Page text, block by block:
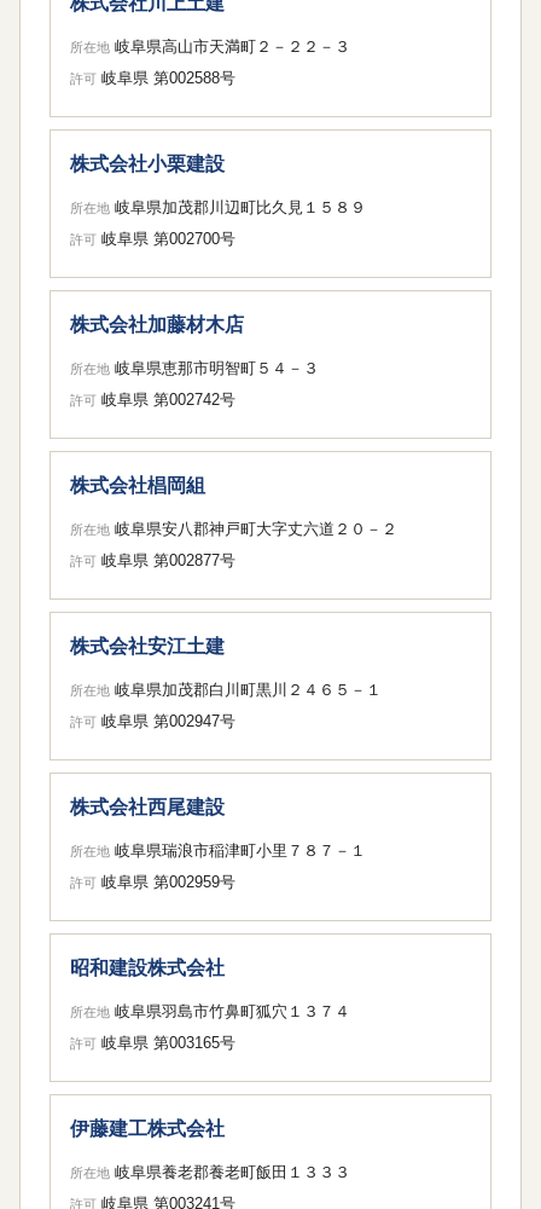
所在地 岐阜県高山市天満町２－２２－３
許可 岐阜県 第002588号
株式会社小栗建設
所在地 岐阜県加茂郡川辺町比久見１５８９
許可 岐阜県 第002700号
株式会社加藤材木店
所在地 岐阜県恵那市明智町５４－３
許可 岐阜県 第002742号
株式会社椙岡組
所在地 岐阜県安八郡神戸町大字丈六道２０－２
許可 岐阜県 第002877号
株式会社安江土建
所在地 岐阜県加茂郡白川町黒川２４６５－１
許可 岐阜県 第002947号
株式会社西尾建設
所在地 岐阜県瑞浪市稲津町小里７８７－１
許可 岐阜県 第002959号
昭和建設株式会社
所在地 岐阜県羽島市竹鼻町狐穴１３７４
許可 岐阜県 第003165号
伊藤建工株式会社
所在地 岐阜県養老郡養老町飯田１３３３
許可 岐阜県 第003241号